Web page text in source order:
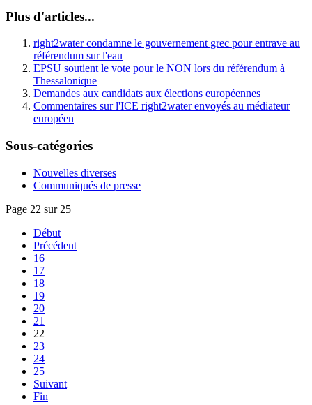
Plus d'articles...
right2water condamne le gouvernement grec pour entrave au
référendum sur l'eau
EPSU soutient le vote pour le NON lors du référendum à
Thessalonique
Demandes aux candidats aux élections européennes
Commentaires sur l'ICE right2water envoyés au médiateur
européen
Sous-catégories
Nouvelles diverses
Communiqués de presse
Page 22 sur 25
Début
Précédent
16
17
18
19
20
21
22
23
24
25
Suivant
Fin